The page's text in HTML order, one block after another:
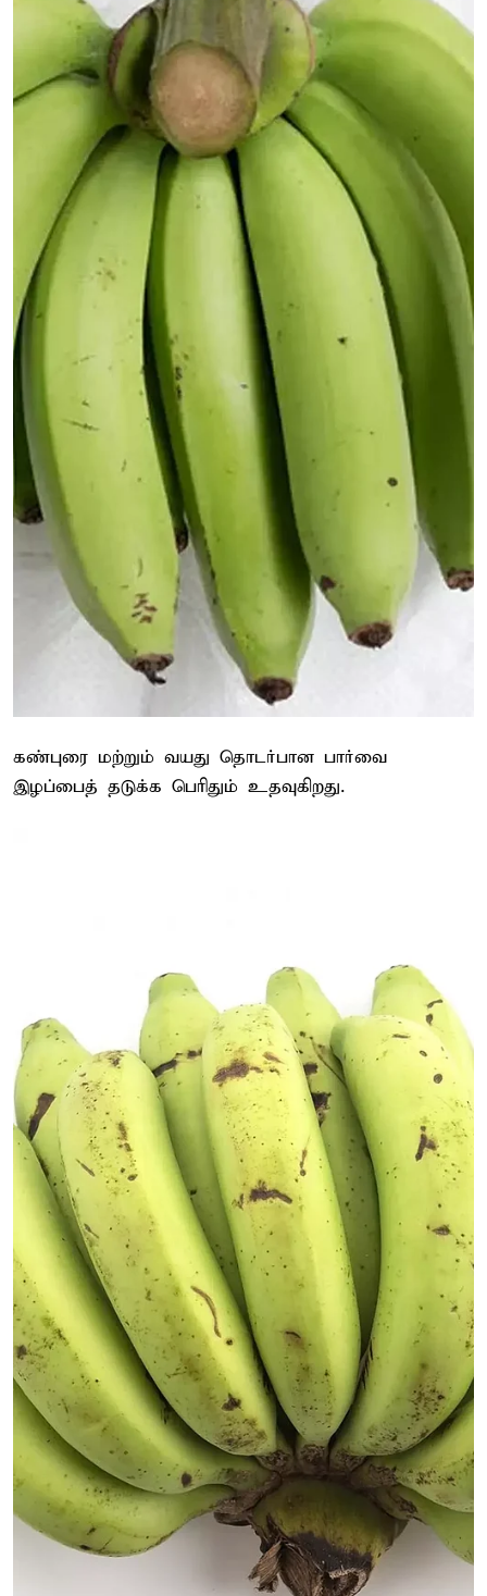
கண்புரை மற்றும் வயது தொடர்பான பார்வை
இழப்பைத் தடுக்க பெரிதும் உதவுகிறது.